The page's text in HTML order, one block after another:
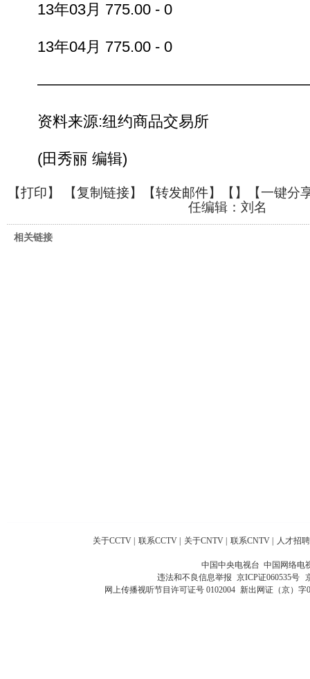
13年03月 775.00 - 0
13年04月 775.00 - 0
资料来源:纽约商品交易所
(田秀丽 编辑)
【打印】 【复制链接】【转发邮件】【 】
【一键分
任编辑：刘名
相关链接
关于CCTV | 联系CCTV | 关于CNTV | 联系CNTV | 人才招聘
中国中央电视台 中国网络电
违法和不良信息举报 京ICP证060535号
网上传播视听节目许可证号 0102004 新出网证（京）